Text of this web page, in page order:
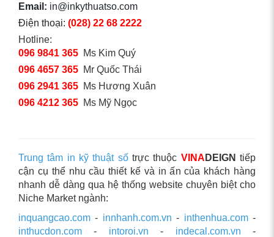
Email: in@inkythuatso.com
Điện thoại: (028) 22 68 2222
Hotline:
096 9841 365 Ms Kim Quý
096 4657 365 Mr Quốc Thái
096 2941 365 Ms Hương Xuân
096 4212 365 Ms Mỹ Ngọc
Trung tâm in kỹ thuật sốtrực thuộc VINA DEIGN tiếp
cận cụ thể nhu cầu thiết kế và in ấn của khách hàng
nhanh dễ dàng qua hệ thống website chuyên biệt cho
Niche Market ngành:
inquangcao.com - innhanh.com.vn - inthenhua.com-
inthucdon.com - intoroi.vn - indecal.com.vn -